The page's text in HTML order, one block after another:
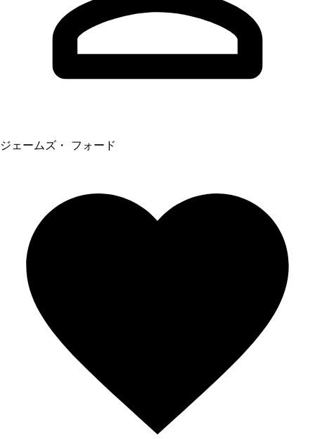
ジェームズ・ フォード